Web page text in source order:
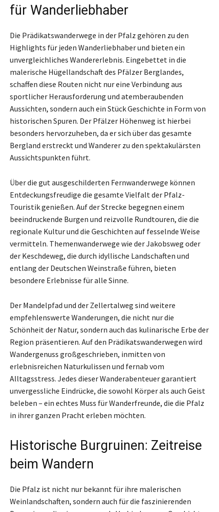
für Wanderliebhaber
Die Prädikatswanderwege in der Pfalz gehören zu den
Highlights für jeden Wanderliebhaber und bieten ein
unvergleichliches Wandererlebnis. Eingebettet in die
malerische Hügellandschaft des Pfälzer Berglandes,
schaffen diese Routen nicht nur eine Verbindung aus
sportlicher Herausforderung und atemberaubenden
Aussichten, sondern auch ein Stück Geschichte in Form von
historischen Spuren. Der Pfälzer Höhenweg ist hierbei
besonders hervorzuheben, da er sich über das gesamte
Bergland erstreckt und Wanderer zu den spektakulärsten
Aussichtspunkten führt.
Über die gut ausgeschilderten Fernwanderwege können
Entdeckungsfreudige die gesamte Vielfalt der Pfalz-
Touristik genießen. Auf der Strecke begegnen einem
beeindruckende Burgen und reizvolle Rundtouren, die die
regionale Kultur und die Geschichten auf fesselnde Weise
vermitteln. Themenwanderwege wie der Jakobsweg oder
der Keschdeweg, die durch idyllische Landschaften und
entlang der Deutschen Weinstraße führen, bieten
besondere Erlebnisse für alle Sinne.
Der Mandelpfad und der Zellertalweg sind weitere
empfehlenswerte Wanderungen, die nicht nur die
Schönheit der Natur, sondern auch das kulinarische Erbe der
Region präsentieren. Auf den Prädikatswanderwegen wird
Wandergenuss großgeschrieben, inmitten von
erlebnisreichen Naturkulissen und fernab vom
Alltagsstress. Jedes dieser Wanderabenteuer garantiert
unvergessliche Eindrücke, die sowohl Körper als auch Geist
beleben – ein echtes Muss für Wanderfreunde, die die Pfalz
in ihrer ganzen Pracht erleben möchten.
Historische Burgruinen: Zeitreise
beim Wandern
Die Pfalz ist nicht nur bekannt für ihre malerischen
Weinlandschaften, sondern auch für die faszinierenden